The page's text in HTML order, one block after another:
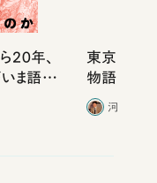
年、
ま語り
東京は都
物語」に
河野有